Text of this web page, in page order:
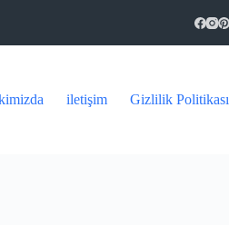
iletişim Gizlilik Politikası